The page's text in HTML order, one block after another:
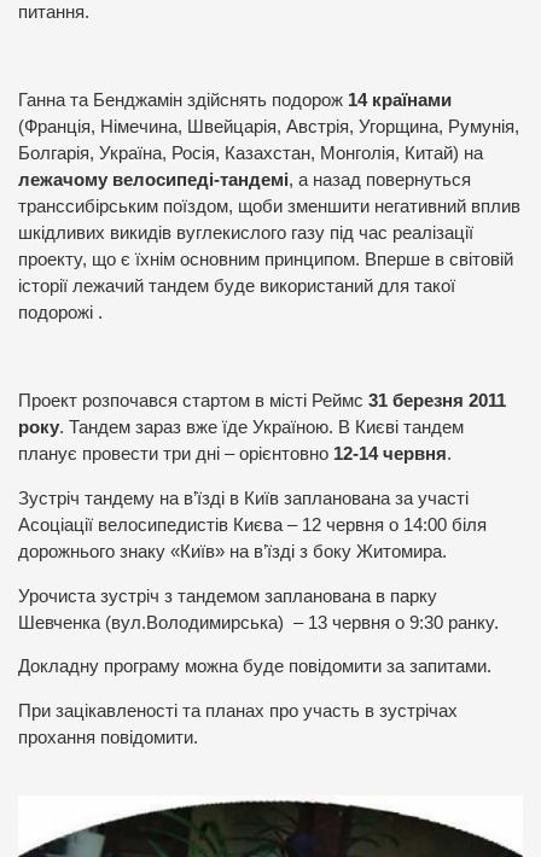
питання.
Ганна та Бенджамін здійснять подорож 14 країнами
(Франція, Німечина, Швейцарія, Австрія, Угорщина, Румунія,
Болгарія, Україна, Росія, Казахстан, Монголія, Китай) на
лежачому велосипеді-тандемі, а назад повернуться
транссибірським поїздом, щоби зменшити негативний вплив
шкідливих викидів вуглекислого газу під час реалізації
проекту, що є їхнім основним принципом. Вперше в світовій
історії лежачий тандем буде використаний для такої
подорожі .
Проект розпочався стартом в місті Реймс 31 березня 2011
року. Тандем зараз вже їде Україною. В Києві тандем
планує провести три дні – орієнтовно 12-14 червня.
Зустріч тандему на в’їзді в Київ запланована за участі
Асоціації велосипедистів Києва – 12 червня о 14:00 біля
дорожнього знаку «Київ» на в’їзді з боку Житомира.
Урочиста зустріч з тандемом запланована в парку
Шевченка (вул.Володимирська) – 13 червня о 9:30 ранку.
Докладну програму можна буде повідомити за запитами.
При зацікавленості та планах про участь в зустрічах
прохання повідомити.